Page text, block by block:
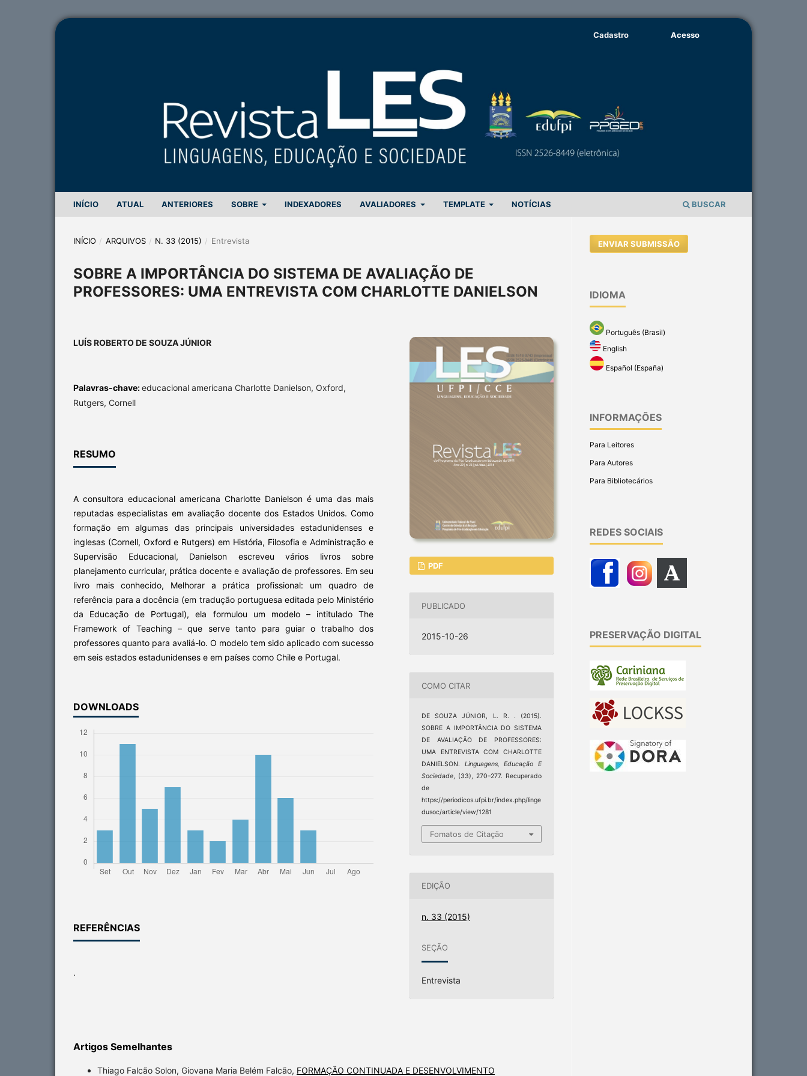
INÍCIO ATUAL ANTERIORES SOBRE INDEXADORES AVALIADORES TEMPLATE NOTÍCIAS BUSCAR
Cadastro Acesso
INÍCIO / ARQUIVOS / N. 33 (2015) / Entrevista
SOBRE A IMPORTÂNCIA DO SISTEMA DE AVALIAÇÃO DE
PROFESSORES: UMA ENTREVISTA COM CHARLOTTE DANIELSON
LUÍS ROBERTO DE SOUZA JÚNIOR
Palavras-chave:educacional americana Charlotte Danielson, Oxford,
Rutgers, Cornell
RESUMO
A consultora educacional americana Charlotte Danielson é uma das mais
reputadas especialistas em avaliação docente dos Estados Unidos. Como
formação em algumas das principais universidades estadunidenses e
inglesas (Cornell, Oxford e Rutgers) em História, Filosofia e Administração e
Supervisão Educacional, Danielson escreveu vários livros sobre
planejamento curricular, prática docente e avaliação de professores. Em seu
livro mais conhecido, Melhorar a prática profissional: um quadro de
referência para a docência (em tradução portuguesa editada pelo Ministério
da Educação de Portugal), ela formulou um modelo – intitulado The
Framework of Teaching – que serve tanto para guiar o trabalho dos
professores quanto para avaliá-lo. O modelo tem sido aplicado com sucesso
em seis estados estadunidenses e em países como Chile e Portugal.
DOWNLOADS
REFERÊNCIAS
.
PDF
PUBLICADO
2015-10-26
COMO CITAR
DE SOUZA JÚNIOR, L. R. . (2015).
SOBRE A IMPORTÂNCIA DO SISTEMA
DE AVALIAÇÃO DE PROFESSORES:
UMA ENTREVISTA COM CHARLOTTE
DANIELSON. Linguagens, Educação E
Sociedade, (33), 270–277. Recuperado
de
https://periodicos.ufpi.br/index.php/linge
dusoc/article/view/1281
Fomatos de Citação
EDIÇÃO
n. 33 (2015)
SEÇÃO
Entrevista
Artigos Semelhantes
Thiago Falcão Solon, Giovana Maria Belém Falcão, FORMAÇÃO CONTINUADA E DESENVOLVIMENTO
ENVIAR SUBMISSÃO
IDIOMA
Português (Brasil)
English
Español (España)
INFORMAÇÕES
Para Leitores
Para Autores
Para Bibliotecários
REDES SOCIAIS
PRESERVAÇÃO DIGITAL